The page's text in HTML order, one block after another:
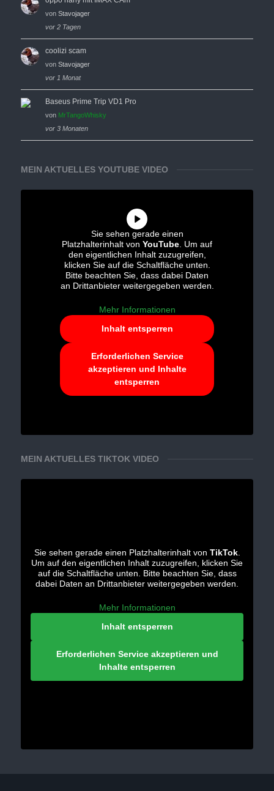
von Stavojager
vor 2 Tagen
coolizi scam
von Stavojager
vor 1 Monat
Baseus Prime Trip VD1 Pro
von MrTangoWhisky
vor 3 Monaten
MEIN AKTUELLES YOUTUBE VIDEO
Sie sehen gerade einen
Platzhalterinhalt von YouTube . Um auf
den eigentlichen Inhalt zuzugreifen,
klicken Sie auf die Schaltfläche unten.
Bitte beachten Sie, dass dabei Daten
an Drittanbieter weitergegeben werden.
Mehr Informationen
Inhalt entsperren
Erforderlichen Service
akzeptieren und Inhalte
entsperren
MEIN AKTUELLES TIKTOK VIDEO
Sie sehen gerade einen Platzhalterinhalt von TikTok.
Um auf den eigentlichen Inhalt zuzugreifen, klicken Sie
auf die Schaltfläche unten. Bitte beachten Sie, dass
dabei Daten an Drittanbieter weitergegeben werden.
Mehr Informationen
Inhalt entsperren
Erforderlichen Service akzeptieren und
Inhalte entsperren